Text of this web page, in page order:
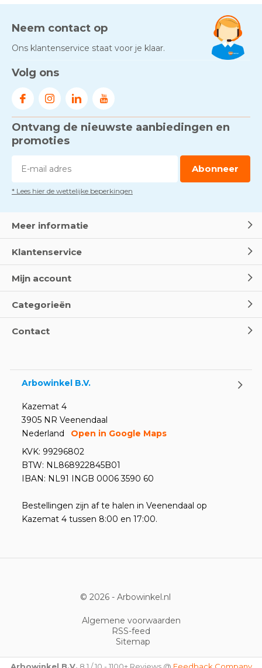
Neem contact op
Ons klantenservice staat voor je klaar.
Volg ons
Ontvang de nieuwste aanbiedingen en
promoties
Abonneer
* Lees hier de wettelijke beperkingen
Meer informatie
Klantenservice
Mijn account
Categorieën
Contact
Arbowinkel B.V.
Kazemat 4
3905 NR Veenendaal
Nederland
Open in Google Maps
KVK: 99296802
BTW: NL868922845B01
IBAN: NL91 INGB 0006 3590 60
Bestellingen zijn af te halen in Veenendaal op
Kazemat 4 tussen 8:00 en 17:00.
© 2026 - Arbowinkel.nl
Algemene voorwaarden
RSS-feed
Sitemap